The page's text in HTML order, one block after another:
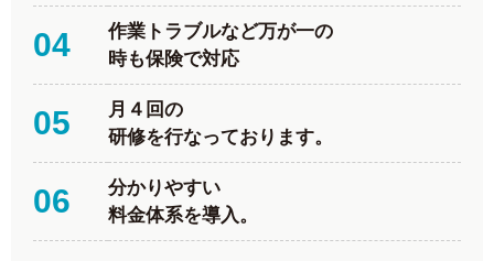
04
作業トラブルなど万が一の
時も保険で対応
05
月４回の
研修を行なっております。
06
分かりやすい
料金体系を導入。